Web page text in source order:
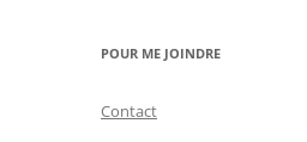
POUR ME JOINDRE
Contact